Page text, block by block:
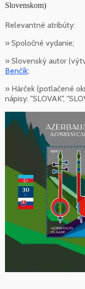
Slovenskom)
Relevantné atribúty:
» Spoločné vydanie;
» Slovenský autor
Benčík;
» Hárček (potlačené
nápisy: "SLOVAK",